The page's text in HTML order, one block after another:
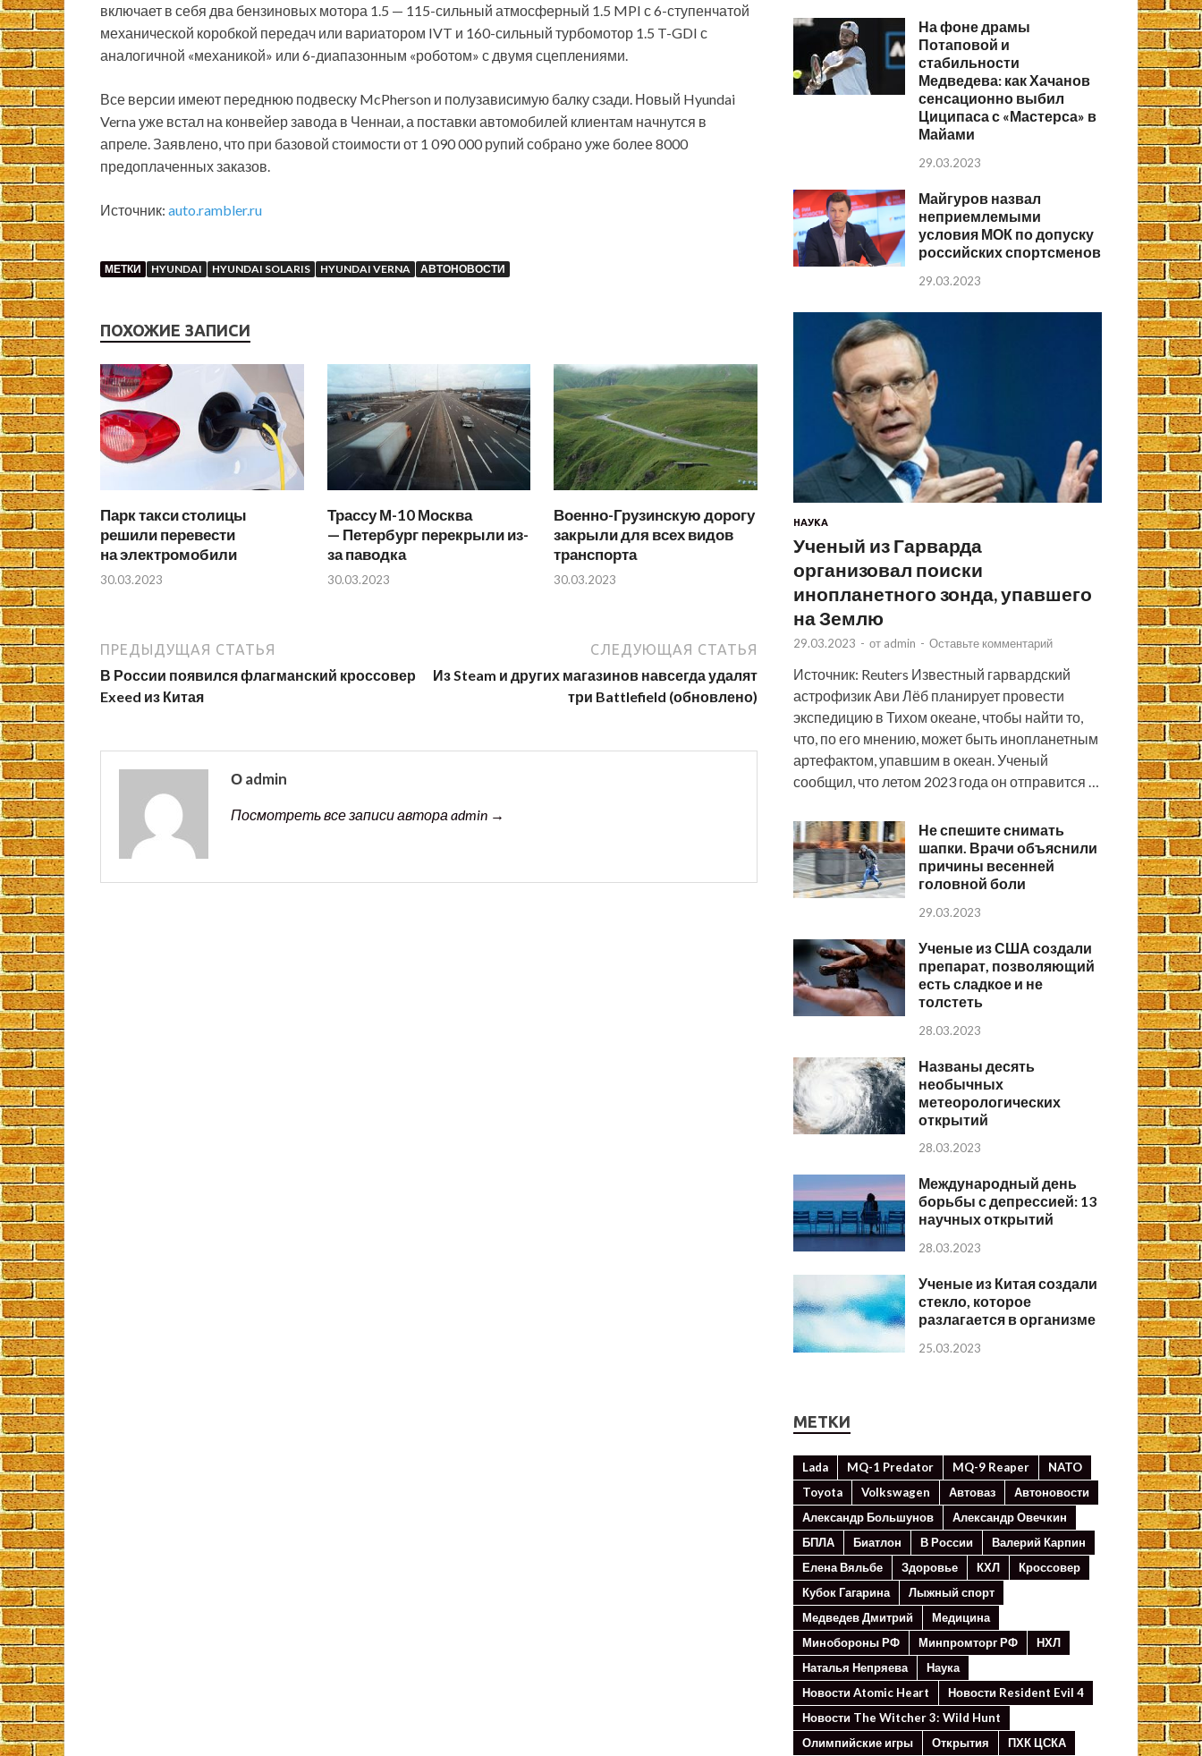
включает в себя два бензиновых мотора 1.5 — 115-сильный атмосферный 1.5 MPI с 6-ступенчатой
механической коробкой передач или вариатором IVT и 160-сильный турбомотор 1.5 T-GDI с
аналогичной «механикой» или 6-диапазонным «роботом» с двумя сцеплениями.
Все версии имеют переднюю подвеску McPherson и полузависимую балку сзади. Новый Hyundai
Verna уже встал на конвейер завода в Ченнаи, а поставки автомобилей клиентам начнутся в
апреле. Заявлено, что при базовой стоимости от 1 090 000 рупий собрано уже более 8000
предоплаченных заказов.
Источник: auto.rambler.ru
МЕТКИ HYUNDAI HYUNDAI SOLARIS HYUNDAI VERNA АВТОНОВОСТИ
ПОХОЖИЕ ЗАПИСИ
Парк такси столицы
решили перевести
на электромобили
30.03.2023
Трассу М-10 Москва
— Петербург перекрыли из-
за паводка
30.03.2023
Военно-Грузинскую дорогу
закрыли для всех видов
транспорта
30.03.2023
ПРЕДЫДУЩАЯ СТАТЬЯ
В России появился флагманский кроссовер
Exeed из Китая
СЛЕДУЮЩАЯ СТАТЬЯ
Из Steam и других магазинов навсегда удалят
три Battlefield (обновлено)
О admin
Посмотреть все записи автора admin →
На фоне драмы
Потаповой и
стабильности
Медведева: как Хачанов
сенсационно выбил
Циципаса с «Мастерса» в
Майами
29.03.2023
Майгуров назвал
неприемлемыми
условия МОК по допуску
российских спортсменов
29.03.2023
НАУКА
Ученый из Гарварда
организовал поиски
инопланетного зонда, упавшего
на Землю
29.03.2023 - от admin - Оставьте комментарий
Источник: Reuters Известный гарвардский
астрофизик Ави Лёб планирует провести
экспедицию в Тихом океане, чтобы найти то,
что, по его мнению, может быть инопланетным
артефактом, упавшим в океан. Ученый
сообщил, что летом 2023 года он отправится …
Не спешите снимать
шапки. Врачи объяснили
причины весенней
головной боли
29.03.2023
Ученые из США создали
препарат, позволяющий
есть сладкое и не
толстеть
28.03.2023
Названы десять
необычных
метеорологических
открытий
28.03.2023
Международный день
борьбы с депрессией: 13
научных открытий
28.03.2023
Ученые из Китая создали
стекло, которое
разлагается в организме
25.03.2023
МЕТКИ
Lada MQ-1 Predator MQ-9 Reaper
NATO
Toyota
Volkswagen Автоваз
Автоновости
Александр Большунов
Александр Овечкин
БПЛА
Биатлон В России
Валерий Карпин
Елена Вяльбе
Здоровье КХЛ
Кроссовер
Кубок Гагарина
Лыжный спорт
Медведев Дмитрий
Медицина
Минoбороны РФ
Минпромторг РФ
НХЛ
Наталья Непряева
Наука
Новости Atomic Heart
Новости Resident Evil 4
Новости The Witcher 3: Wild Hunt
Олимпийские игры
Открытия ПХК ЦСКА